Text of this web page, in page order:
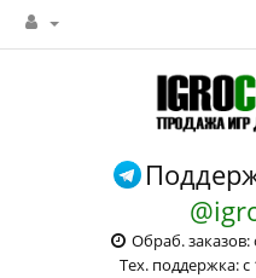
Обраб. заказов:
Тех. поддержка: с